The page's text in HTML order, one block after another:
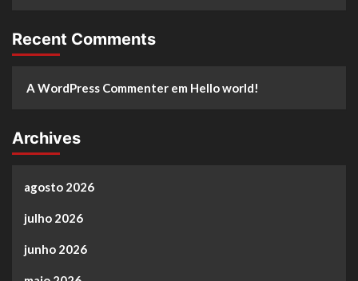
Recent Comments
A WordPress Commenter em Hello world!
Archives
agosto 2026
julho 2026
junho 2026